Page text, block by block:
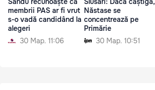
membrii PAS ar fi vrut
s-o vadă candidând la
alegeri
30 Мар. 11:06
Năstase se
concentrează pe
Primărie
30 Мар. 10:51